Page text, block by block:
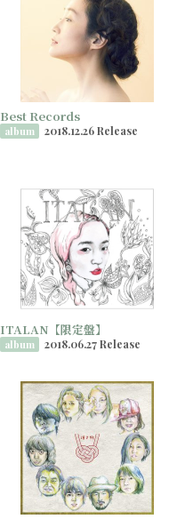
Best Records
album 2018.12.26 Release
ITALAN【限定盤】
album 2018.06.27 Release